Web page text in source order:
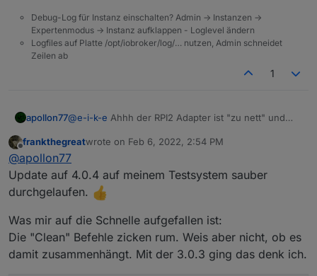
nachdenken.
Debug-Log für Instanz einschalten? Admin -> Instanzen ->
Expertenmodus -> Instanz aufklappen - Loglevel ändern
Logfiles auf Platte /opt/iobroker/log/… nutzen, Admin schneidet
Zeilen ab
1
apollon77@e-i-k-e Ahhh der RPI2 Adapter ist "zu nett" und
Mechanismus vom Controller nicht greifen kann.
Willste mal was versuchen?
Editiere mal
/opt/iobroker/node_modules/iobroker.rp2/main.js
und füge bei Zeile 648 das hinzu
https://github.com/iobroker-community-
adapters/ioBroker.rpi2/blob/master/main.js#L648
Danach bitte adapter neu starten ... Dann schauen
wir mal was das System so macht. Hätte dann gern
das log. Also er sollte - wenn er sich dann wegen
er rebuild machen will ... bis zu 3x !!
Offline
frankthegreatwrote on Feb 6, 2022, 2:54 PM
last edited by
@apollon77
Update auf 4.0.4 auf meinem Testsystem sauber
durchgelaufen.
Was mir auf die Schnelle aufgefallen ist:
Die "Clean" Befehle zicken rum. Weis aber nicht, ob es
damit zusammenhängt. Mit der 3.0.3 ging das denk ich.